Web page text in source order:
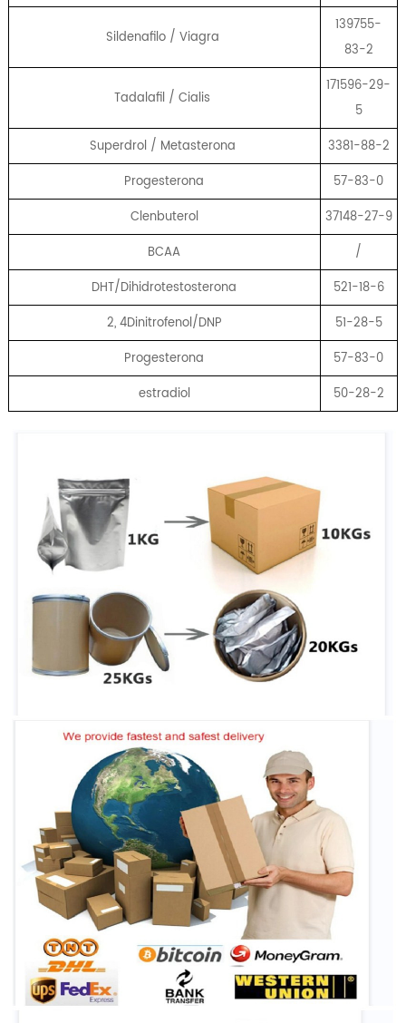
Sildenafilo / Viagra
139755-
83-2
Tadalafil / Cialis
171596-29-
5
Superdrol / Metasterona
3381-88-2
Progesterona
57-83-0
Clenbuterol
37148-27-9
BCAA
/
DHT/Dihidrotestosterona
521-18-6
2, 4Dinitrofenol/DNP
51-28-5
Progesterona
57-83-0
estradiol
50-28-2